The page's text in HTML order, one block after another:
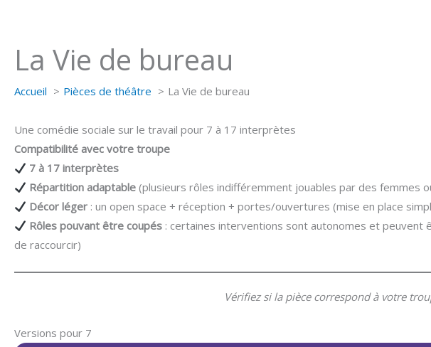
contenuLa Vie de bureau
Accueil Pièces de théâtre La Vie de bureau
Une comédie sociale sur le travail pour 7 à 17 interprètes
Compatibilité avec votre troupe
7 à 17 interprètes
Répartition adaptable (plusieurs rôles indifféremment jouables par des femmes
Décor léger : un open space + réception + portes/ouvertures (mise en place
Rôles pouvant être coupés : certaines interventions sont autonomes et peuvent
de raccourcir)
Vérifiez si la pièce correspond à votre
Versions pour 7